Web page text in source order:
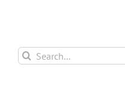
Search
for: